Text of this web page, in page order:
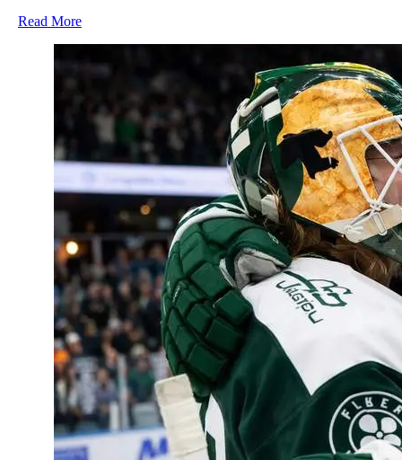
Read MoreRead
KLART:
lämnar
Björklöven